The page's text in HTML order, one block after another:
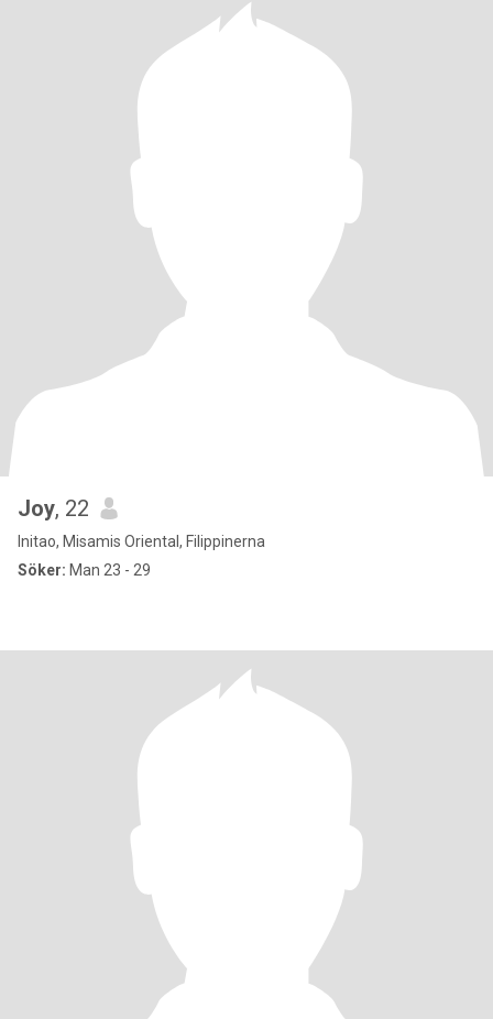
Joy, 22
Initao, Misamis Oriental, Filippinerna
Söker: Man 23 - 29